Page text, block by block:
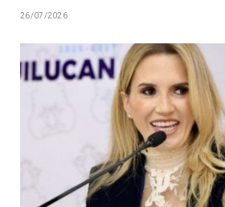
26/07/2026